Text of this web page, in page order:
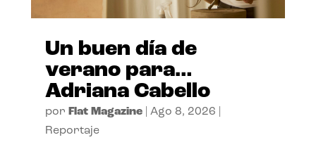
Un buen día de
verano para…
Adriana Cabello
por Flat Magazine| Ago 8, 2026
Reportaje